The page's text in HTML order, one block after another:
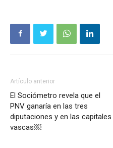
Artículo anterior
El Sociómetro revela que el
PNV ganaría en las tres
diputaciones y en las capitales
vascas￼